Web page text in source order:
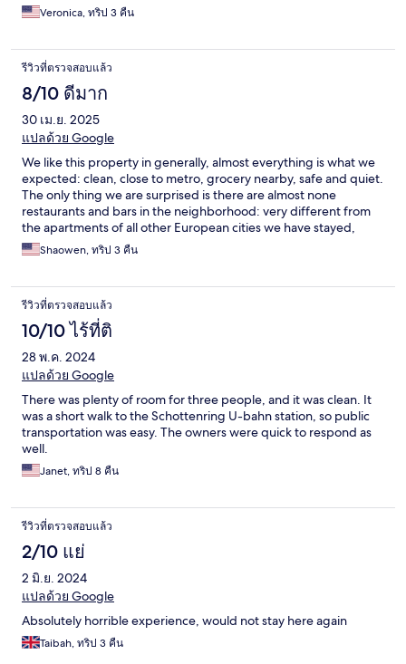
Veronica, ทริป 3 คืน
รีวิวที่ตรวจสอบแล้ว
8/10 ดีมาก
30 เม.ย. 2025
แปลด้วย Google
We like this property in generally, almost everything is what we
expected: clean, close to metro, grocery nearby, safe and quiet.
The only thing we are surprised is there are almost none
restaurants and bars in the neighborhood: very different from
the apartments of all other European cities we have stayed,
Shaowen, ทริป 3 คืน
รีวิวที่ตรวจสอบแล้ว
10/10 ไร้ที่ติ
28 พ.ค. 2024
แปลด้วย Google
There was plenty of room for three people, and it was clean. It
was a short walk to the Schottenring U-bahn station, so public
transportation was easy. The owners were quick to respond as
well.
Janet, ทริป 8 คืน
รีวิวที่ตรวจสอบแล้ว
2/10 แย่
2 มิ.ย. 2024
แปลด้วย Google
Absolutely horrible experience, would not stay here again
Taibah, ทริป 3 คืน